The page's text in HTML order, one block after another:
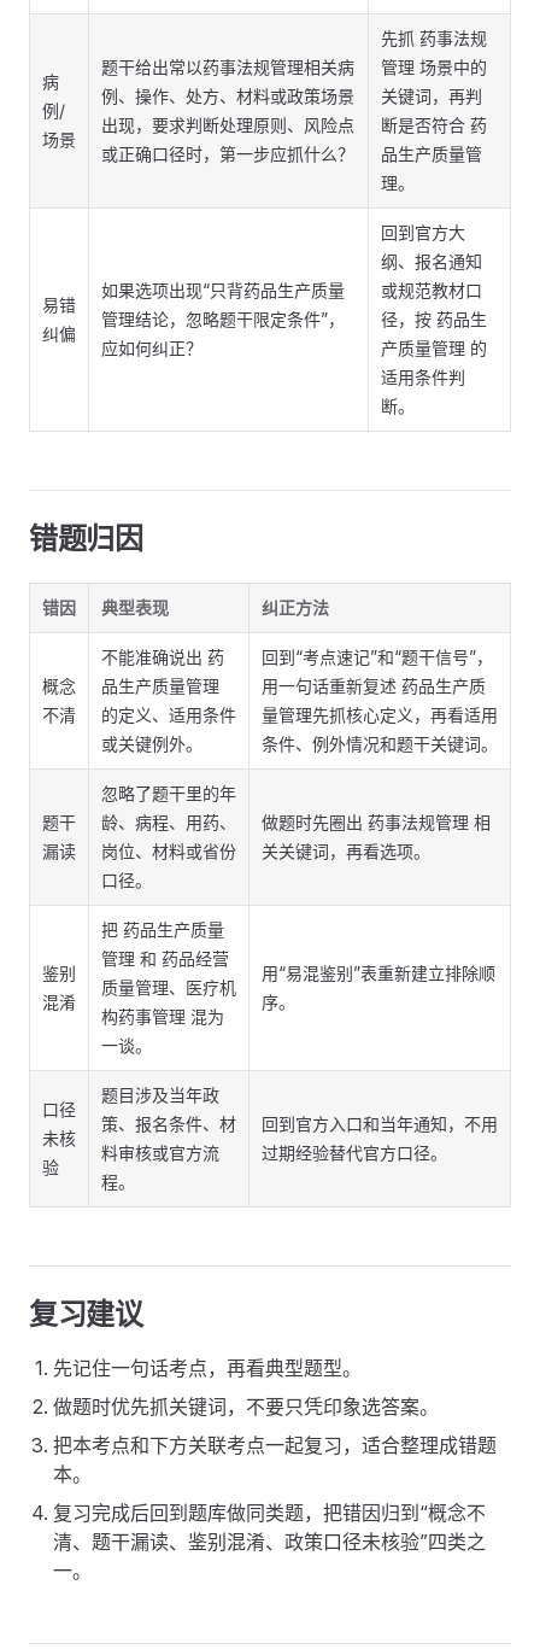
病
例/
场景
题干给出常以药事法规管理相关病
例、操作、处方、材料或政策场景
出现，要求判断处理原则、风险点
或正确口径时，第一步应抓什么？
先抓 药事法规
管理 场景中的
关键词，再判
断是否符合 药
品生产质量管
理。
易错
纠偏
如果选项出现“只背药品生产质量
管理结论，忽略题干限定条件”，
应如何纠正？
回到官方大
纲、报名通知
或规范教材口
径，按 药品生
产质量管理 的
适用条件判
断。
错题归因
错因 典型表现 纠正方法
概念
不清
不能准确说出 药
品生产质量管理
的定义、适用条件
或关键例外。
回到“考点速记”和“题干信号”，
用一句话重新复述 药品生产质
量管理先抓核心定义，再看适用
条件、例外情况和题干关键词。
题干
漏读
忽略了题干里的年
龄、病程、用药、
岗位、材料或省份
口径。
做题时先圈出 药事法规管理 相
关关键词，再看选项。
鉴别
混淆
把 药品生产质量
管理 和 药品经营
质量管理、医疗机
构药事管理 混为
一谈。
用“易混鉴别”表重新建立排除顺
序。
口径
未核
验
题目涉及当年政
策、报名条件、材
料审核或官方流
程。
回到官方入口和当年通知，不用
过期经验替代官方口径。
复习建议
先记住一句话考点，再看典型题型。
做题时优先抓关键词，不要只凭印象选答案。
把本考点和下方关联考点一起复习，适合整理成错题
本。
复习完成后回到题库做同类题，把错因归到“概念不
清、题干漏读、鉴别混淆、政策口径未核验”四类之
一。